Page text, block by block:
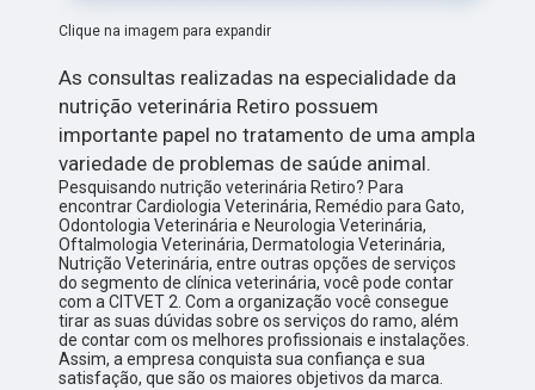
Clique na imagem para expandir
As consultas realizadas na especialidade da
nutrição veterinária Retiro possuem
importante papel no tratamento de uma ampla
variedade de problemas de saúde animal.
Pesquisando nutrição veterinária Retiro? Para
encontrar Cardiologia Veterinária, Remédio para Gato,
Odontologia Veterinária e Neurologia Veterinária,
Oftalmologia Veterinária, Dermatologia Veterinária,
Nutrição Veterinária, entre outras opções de serviços
do segmento de clínica veterinária, você pode contar
com a CITVET 2. Com a organização você consegue
tirar as suas dúvidas sobre os serviços do ramo, além
de contar com os melhores profissionais e instalações.
Assim, a empresa conquista sua confiança e sua
satisfação, que são os maiores objetivos da marca.